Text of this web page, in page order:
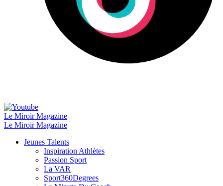
Le Miroir Magazine
Le Miroir Magazine
Jeunes Talents
Inspiration Athlètes
Passion Sport
La VAR
Sport360Degrees